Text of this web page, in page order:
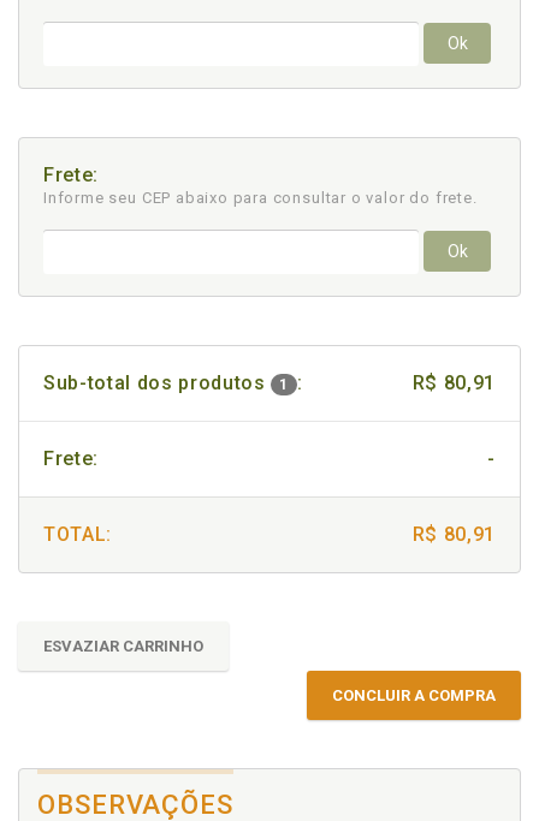
Ok
Frete:
Informe seu CEP abaixo para consultar o valor do frete.
Ok
Sub-total dos produtos 1 : R$ 80,91
Frete: -
TOTAL: R$ 80,91
ESVAZIAR CARRINHO
CONCLUIR A COMPRA
OBSERVAÇÕES